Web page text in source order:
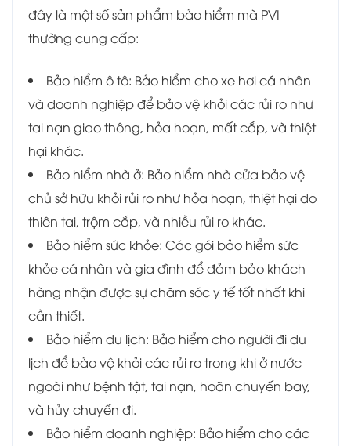
đây là một số sản phẩm bảo hiểm mà PVI
thường cung cấp:
Bảo hiểm ô tô: Bảo hiểm cho xe hơi cá nhân
và doanh nghiệp để bảo vệ khỏi các rủi ro như
tai nạn giao thông, hỏa hoạn, mất cắp, và thiệt
hại khác.
Bảo hiểm nhà ở: Bảo hiểm nhà cửa bảo vệ
chủ sở hữu khỏi rủi ro như hỏa hoạn, thiệt hại do
thiên tai, trộm cắp, và nhiều rủi ro khác.
Bảo hiểm sức khỏe: Các gói bảo hiểm sức
khỏe cá nhân và gia đình để đảm bảo khách
hàng nhận được sự chăm sóc y tế tốt nhất khi
cần thiết.
Bảo hiểm du lịch: Bảo hiểm cho người đi du
lịch để bảo vệ khỏi các rủi ro trong khi ở nước
ngoài như bệnh tật, tai nạn, hoãn chuyến bay,
và hủy chuyến đi.
Bảo hiểm doanh nghiệp: Bảo hiểm cho các